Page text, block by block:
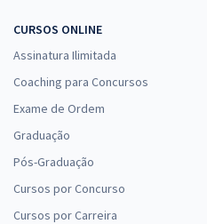
CURSOS ONLINE
Assinatura Ilimitada
Coaching para Concursos
Exame de Ordem
Graduação
Pós-Graduação
Cursos por Concurso
Cursos por Carreira